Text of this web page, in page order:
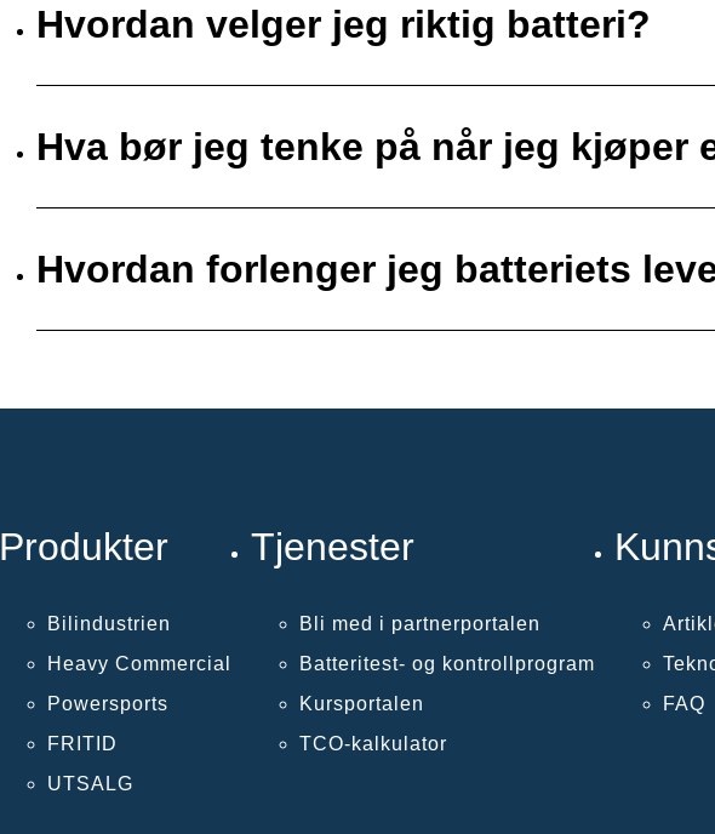
Hvordan velger jeg riktig batteri?
Hva bør jeg tenke på når jeg kjøper
Hvordan forlenger jeg batteriets
Produkter
Bilindustrien
Heavy Commercial
Powersports
FRITID
UTSALG
Tjenester
Bli med i partnerportalen
Batteritest- og kontrollprogram
Kursportalen
TCO-kalkulator
FAQ